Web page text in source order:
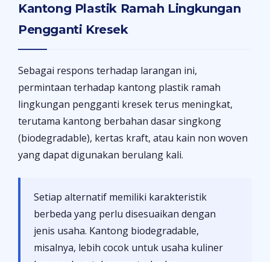
Kantong Plastik Ramah Lingkungan
Pengganti Kresek
Sebagai respons terhadap larangan ini,
permintaan terhadap kantong plastik ramah
lingkungan pengganti kresek terus meningkat,
terutama kantong berbahan dasar singkong
(biodegradable), kertas kraft, atau kain non woven
yang dapat digunakan berulang kali.
Setiap alternatif memiliki karakteristik
berbeda yang perlu disesuaikan dengan
jenis usaha. Kantong biodegradable,
misalnya, lebih cocok untuk usaha kuliner